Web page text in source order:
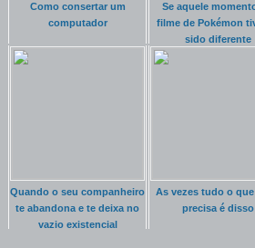
Como consertar um
computador
Se aquele
filme de Pokémon
sido diferente
Quando o seu companheiro
te abandona e te deixa no
vazio existencial
As vezes tudo o
precisa é disso